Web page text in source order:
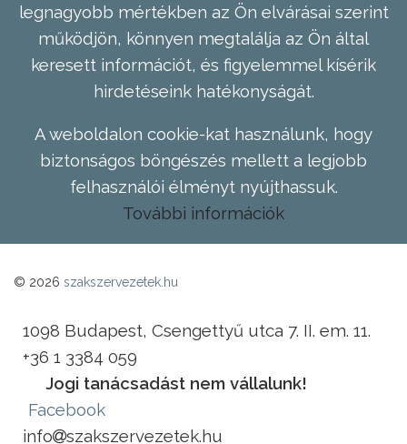
legnagyobb mértékben az Ön elvárásai szerint
működjön, könnyen megtalálja az Ön által
keresett információt, és figyelemmel kísérik
hirdetéseink hatékonyságát.
A weboldalon cookie-kat használunk, hogy
biztonságos böngészés mellett a legjobb
felhasználói élményt nyújthassuk.
További információk
© 2026 szakszervezetek.hu
1098 Budapest, Csengettyű utca 7. II. em. 11.
+36 1 3384 059
Jogi tanácsadást nem vállalunk!
Facebook
info
szakszervezetek.hu